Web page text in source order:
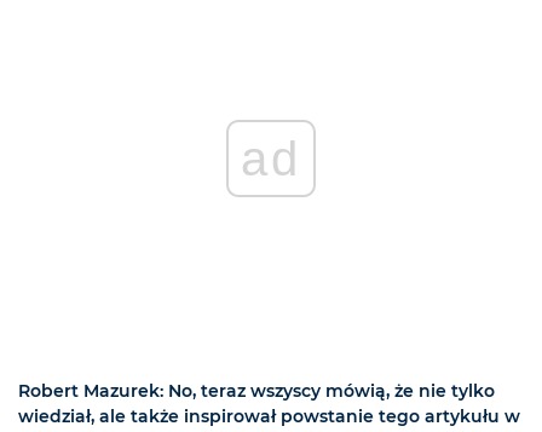
ad
Robert Mazurek: No, teraz wszyscy mówią, że nie tylko
wiedział, ale także inspirował powstanie tego artykułu w